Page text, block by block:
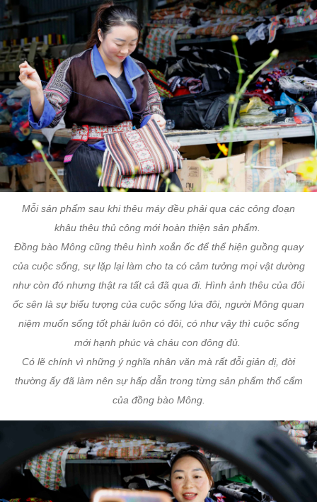
Mỗi sản phẩm sau khi thêu máy đều phải qua các công đoạn
khâu thêu thủ công mới hoàn thiện sản phẩm.
Đồng bào Mông cũng thêu hình xoắn ốc để thể hiện guồng quay
của cuộc sống, sự lặp lại làm cho ta có cảm tưởng mọi vật dường
như còn đó nhưng thật ra tất cả đã qua đi. Hình ảnh thêu của đôi
ốc sên là sự biểu tượng của cuộc sống lứa đôi, người Mông quan
niệm muốn sống tốt phải luôn có đôi, có như vậy thì cuộc sống
mới hạnh phúc và cháu con đông đủ.
Có lẽ chính vì những ý nghĩa nhân văn mà rất đỗi giản dị, đời
thường ấy đã làm nên sự hấp dẫn trong từng sản phẩm thổ cẩm
của đồng bào Mông.